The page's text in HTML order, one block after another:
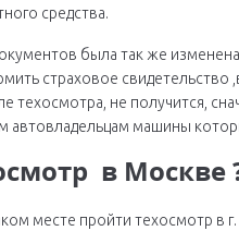
средства.
была так же
страховое
техосмотра, не получится,
автовладельцам машины
в Москве
месте пройти техосмотр в